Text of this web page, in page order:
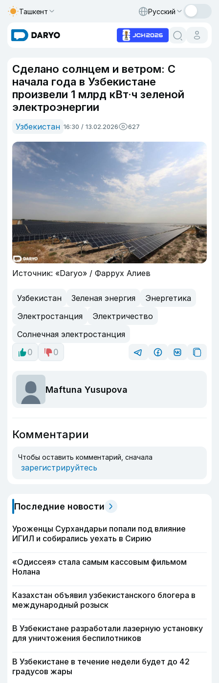
Ташкент Русский
Сделано солнцем и ветром: С
начала года в Узбекистане
произвели 1 млрд кВт·ч зеленой
электроэнергии
Узбекистан 16:30 / 13.02.2026 627
Источник: «Daryo» / Фаррух Алиев
Узбекистан Зеленая энергия
Энергетика
Электростанция
Электричество
Солнечная электростанция
0
0
Maftuna Yusupova
Комментарии
Чтобы оставить комментарий, сначала
зарегистрируйтесь
Последние новости
Уроженцы Сурхандарьи попали под влияние
ИГИЛ и собирались уехать в Сирию
«Одиссея» стала самым кассовым фильмом
Нолана
Казахстан объявил узбекистанского блогера в
международный розыск
В Узбекистане разработали лазерную установку
для уничтожения беспилотников
В Узбекистане в течение недели будет до 42
градусов жары